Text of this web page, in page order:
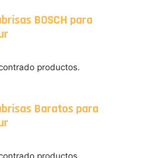
BOSCH para
productos.
Baratos para
productos.